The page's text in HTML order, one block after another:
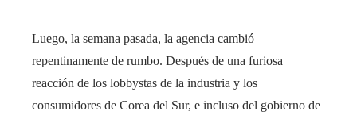
Luego, la semana pasada, la agencia cambió
repentinamente de rumbo. Después de una furiosa
reacción de los lobbystas de la industria y los
consumidores de Corea del Sur, e incluso del gobierno de